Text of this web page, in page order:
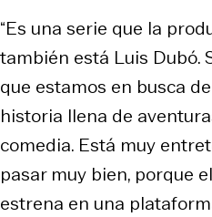
“Es una serie que la
también está Luis Dubó.
que estamos en busca
historia llena de
comedia. Está muy
pasar muy bien, porque
estrena en una